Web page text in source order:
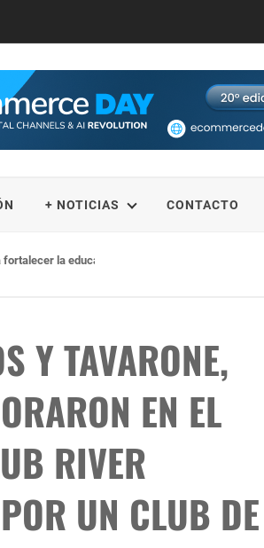
+ NOTICIAS CONTACTO
la educación STEM
Y TAVARONE,
EN EL
RIVER
UN CLUB DE